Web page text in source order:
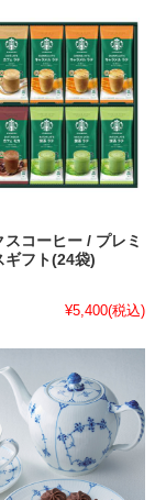
スコーヒー / プレミ
ギフト(24袋)
¥5,400(税込)